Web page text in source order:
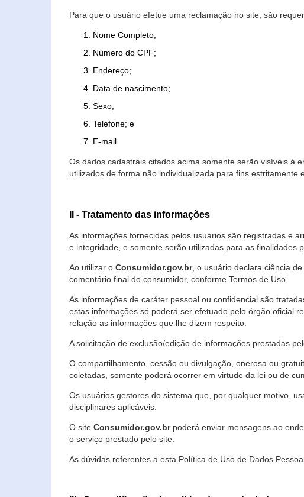
Para que o usuário efetue uma reclamação no site, são
Nome Completo;
Número do CPF;
Endereço;
Data de nascimento;
Sexo;
Telefone; e
E-mail.
Os dados cadastrais citados acima somente serão visíveis à
utilizados de forma não individualizada para fins estritamente
II - Tratamento das informações
As informações fornecidas pelos usuários são registradas e
e integridade, e somente serão utilizadas para as finalidades
Ao utilizar o Consumidor.gov.br, o usuário declara ciência
comentário final do consumidor, conforme Termos de Uso.
As informações de caráter pessoal ou confidencial são
estas informações só poderá ser efetuado pelo órgão oficial
relação as informações que lhe dizem respeito.
A solicitação de exclusão/edição de informações prestadas
O compartilhamento, cessão ou divulgação, onerosa ou
coletadas, somente poderá ocorrer em virtude da lei ou de
Os usuários gestores do sistema que, por qualquer motivo,
disciplinares aplicáveis.
O site Consumidor.gov.brpoderá enviar mensagens ao
o serviço prestado pelo site.
As dúvidas referentes a esta Política de Uso de Dados